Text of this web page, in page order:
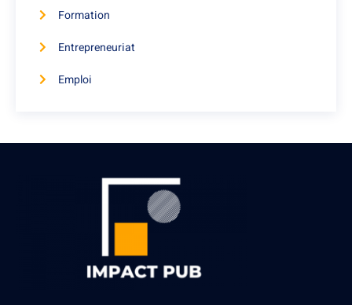
Formation
Entrepreneuriat
Emploi